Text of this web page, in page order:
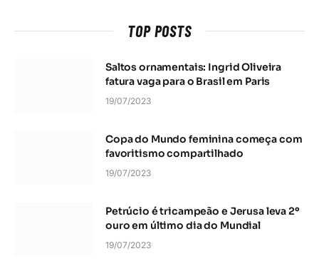
TOP POSTS
Saltos ornamentais: Ingrid Oliveira
fatura vaga para o Brasil em Paris
19/07/2023
Copa do Mundo feminina começa com
favoritismo compartilhado
19/07/2023
Petrúcio é tricampeão e Jerusa leva 2º
ouro em último dia do Mundial
19/07/2023